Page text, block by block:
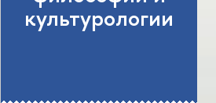
культурологии